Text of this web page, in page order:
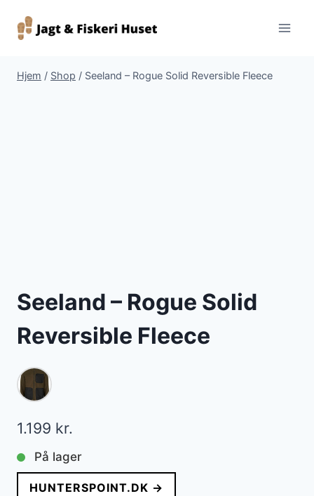
Hjem / Shop / Seeland – Rogue Solid Reversible Fleece
Seeland – Rogue Solid
Reversible Fleece
1.199 kr.
På lager
HUNTERSPOINT.DK →